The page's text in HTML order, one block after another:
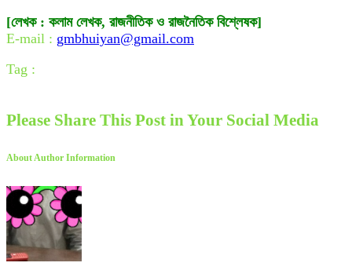
[লেখক : কলাম লেখক, রাজনীতিক ও রাজনৈতিক বিশ্লেষক]
E-mail : gmbhuiyan@gmail.com
Tag :
Please Share This Post in Your Social Media
About Author Information